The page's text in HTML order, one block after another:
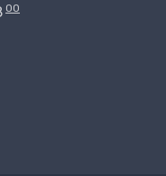
00